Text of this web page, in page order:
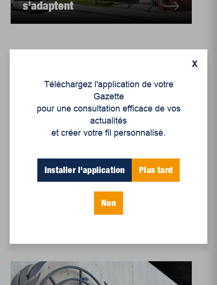
s’adaptent
Enjeux sociaux
La vérité, avec ou sans
X
Téléchargez l'application de votre
Gazette
pour une consultation efficace de vos
actualités
et créer votre fil personnalisé.
Installer l'application Plus tard
Non